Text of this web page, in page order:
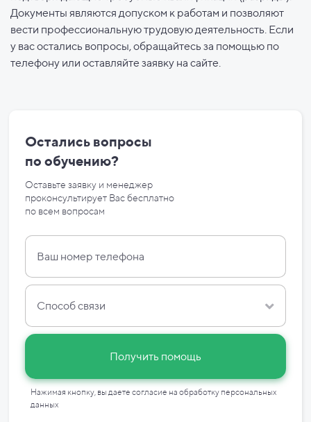
Документы являются допуском к работам и позволяют
вести профессиональную трудовую деятельность. Если
у вас остались вопросы, обращайтесь за помощью по
телефону или оставляйте заявку на сайте.
Остались вопросы
по обучению?
Оставьте заявку и менеджер
проконсультирует Вас бесплатно
по всем вопросам
Способ связи
Получить помощь
Нажимая кнопку, вы даете согласие на обработку персональных
данных